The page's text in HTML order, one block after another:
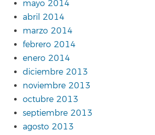
mayo 2014
abril 2014
marzo 2014
febrero 2014
enero 2014
diciembre 2013
noviembre 2013
octubre 2013
septiembre 2013
agosto 2013